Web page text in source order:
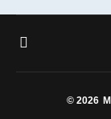
© 2026